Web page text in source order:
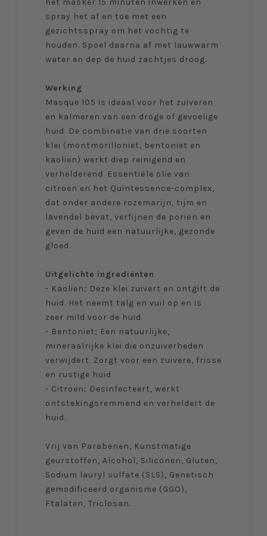
het masker 15 minuten inwerken en
spray het af en toe met een
gezichtsspray om het vochtig te
houden. Spoel daarna af met lauwwarm
water en dep de huid zachtjes droog.
Werking
Masque 105 is ideaal voor het zuiveren
en kalmeren van een droge of gevoelige
huid. De combinatie van drie soorten
klei (montmorilloniet, bentoniet en
kaolien) werkt diep reinigend en
verhelderend. Essentiële olie van
citroen en het Quintessence-complex,
dat onder andere rozemarijn, tijm en
lavendel bevat, verfijnen de poriën en
geven de huid een natuurlijke, gezonde
gloed.
Uitgelichte ingrediënten
- Kaolien; Deze klei zuivert en ontgift de
huid. Het neemt talg en vuil op en is
zeer mild voor de huid
- Bentoniet; Een natuurlijke,
mineraalrijke klei die onzuiverheden
verwijdert. Zorgt voor een zuivere, frisse
en rustige huid
- Citroen; Desinfecteert, werkt
ontstekingsremmend en verheldert de
huid.
Vrij van Parabenen, Kunstmatige
geurstoffen, Alcohol, Siliconen, Gluten,
Sodium lauryl sulfate (SLS), Genetisch
gemodificeerd organisme (GGO),
Ftalaten, Triclosan.